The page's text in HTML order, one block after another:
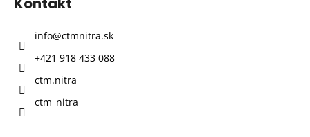
info@ctmnitra.sk
+421 918 433 088
ctm.nitra
ctm_nitra